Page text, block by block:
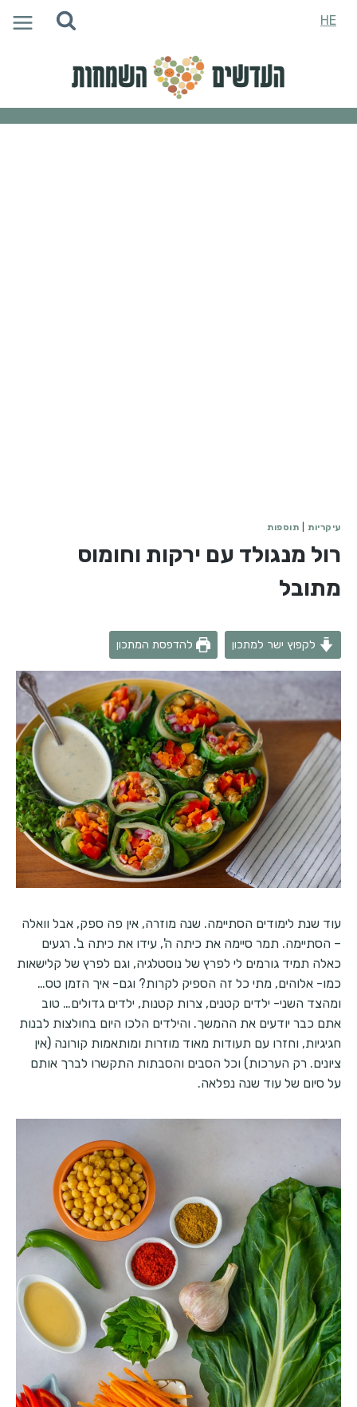
HE
עיקריות| תוספות
רול מנגולד עם ירקות וחומוס
מתובל
לקפוץ ישר למתכון להדפסת המתכון
עוד שנת לימודים הסתיימה. שנה מוזרה, אין פה ספק, אבל וואלה
– הסתיימה. תמר סיימה את כיתה ה', עידו את כיתה ב'. רגעים
כאלה תמיד גורמים לי לפרץ של נוסטלגיה, וגם לפרץ של קלישאות
כמו- אלוהים, מתי כל זה הספיק לקרות? וגם- איך הזמן טס…
ומהצד השני- ילדים קטנים, צרות קטנות, ילדים גדולים… טוב
אתם כבר יודעים את ההמשך. והילדים הלכו היום בחולצות לבנות
חגיגיות, וחזרו עם תעודות מאוד מוזרות ומותאמות קורונה (אין
ציונים. רק הערכות) וכל הסבים והסבתות התקשרו לברך אותם
על סיום של עוד שנה נפלאה.